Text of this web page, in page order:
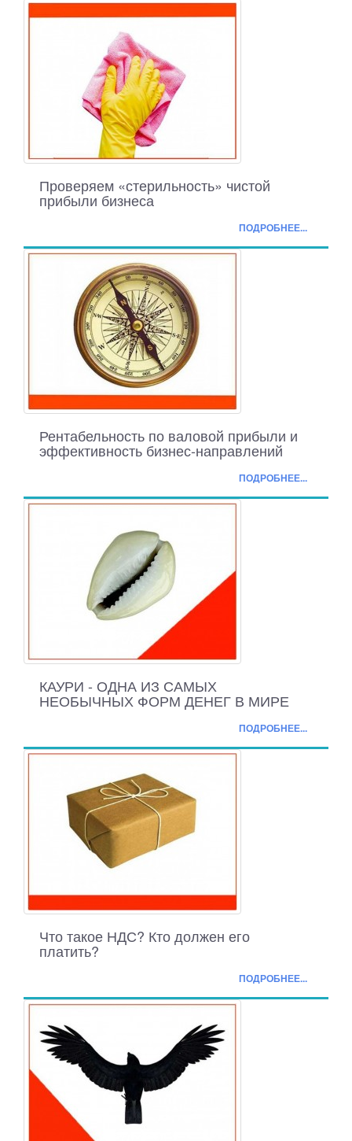
Проверяем «стерильность» чистой
прибыли бизнеса
ПОДРОБНЕЕ...
Рентабельность по валовой прибыли и
эффективность бизнес-направлений
ПОДРОБНЕЕ...
КАУРИ - ОДНА ИЗ САМЫХ
НЕОБЫЧНЫХ ФОРМ ДЕНЕГ В МИРЕ
ПОДРОБНЕЕ...
Что такое НДС? Кто должен его
платить?
ПОДРОБНЕЕ...